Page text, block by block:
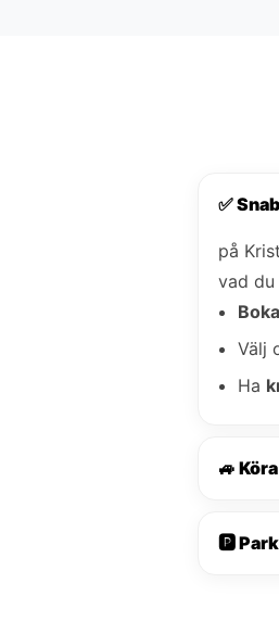
✅
på
vad du
Välj
Ha
🚙
🅿️